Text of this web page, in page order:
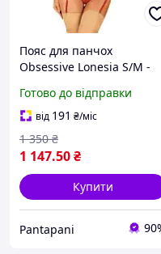
Пояс для панчох
Obsessive Lonesia S/M -
Готово до відправки
від 191 ₴/міс
1 147.50₴
1 350 ₴
Купити
Pantapani